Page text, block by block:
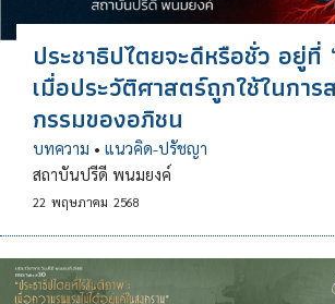
ประชาธิปไตยจะดีหรือชั่ว อยู่ที่
เมื่อประวัติศาสตร์ถูกใช้ในการ
กรรมของอภิชน
บทความ • แนวคิด-ปรัชญา
สถาบันปรีดี พนมยงค์
22 พฤษภาคม 2568